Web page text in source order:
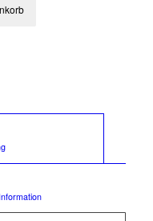
						Beschreibung
						Zusätzliche Information